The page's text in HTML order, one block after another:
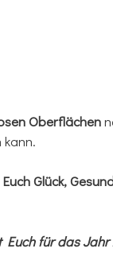
Oberflächen
Glück,
für das Jahr